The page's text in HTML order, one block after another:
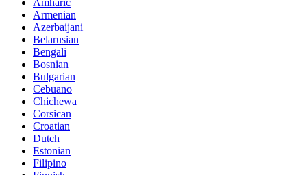
Amharic
Armenian
Azerbaijani
Belarusian
Bengali
Bosnian
Bulgarian
Cebuano
Chichewa
Corsican
Croatian
Dutch
Estonian
Filipino